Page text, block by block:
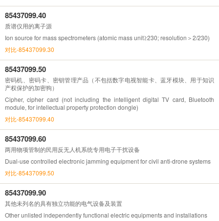
85437099.40
质谱仪用的离子源
Ion source for mass spectrometers (atomic mass unit≥230; resolution＞2/230)
对比-85437099.30
85437099.50
密码机、密码卡、密钥管理产品（不包括数字电视智能卡、蓝牙模块、用于知识
产权保护的加密狗）
Cipher, cipher card (not including the intelligent digital TV card, Bluetooth
module, for intellectual property protection dongle)
对比-85437099.40
85437099.60
两用物项管制的民用反无人机系统专用电子干扰设备
Dual-use controlled electronic jamming equipment for civil anti-drone systems
对比-85437099.50
85437099.90
其他未列名的具有独立功能的电气设备及装置
Other unlisted independently functional electric equipments and installations